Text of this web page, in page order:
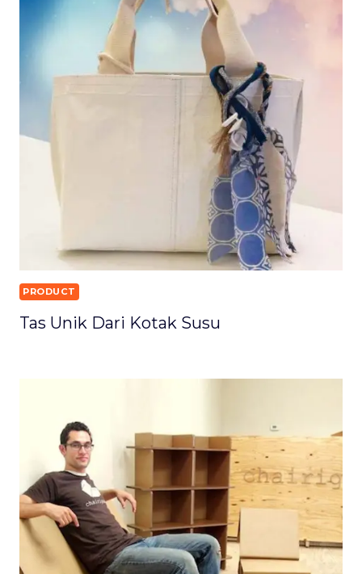
PRODUCT
Tas Unik Dari Kotak Susu